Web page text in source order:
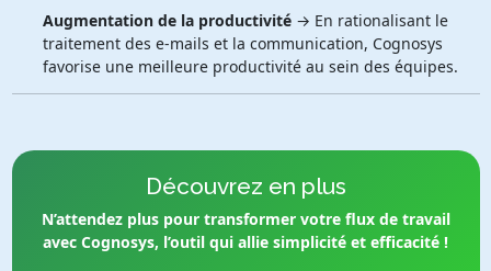
Augmentation de la productivité→ En rationalisant le
traitement des e-mails et la communication, Cognosys
favorise une meilleure productivité au sein des équipes.
Découvrez en plus
N’attendez plus pour transformer votre flux de travail
avec Cognosys, l’outil qui allie simplicité et efficacité !